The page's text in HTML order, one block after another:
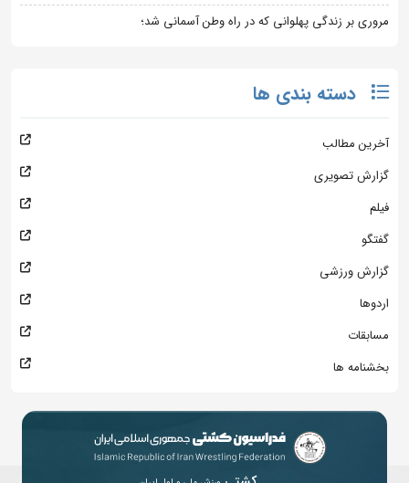
مروری بر زندگی پهلوانی که در راه وطن آسمانی شد؛
دسته بندی ها
آخرین مطالب
گزارش تصویری
فیلم
گفتگو
گزارش ورزشی
اردوها
مسابقات
بخشنامه ها